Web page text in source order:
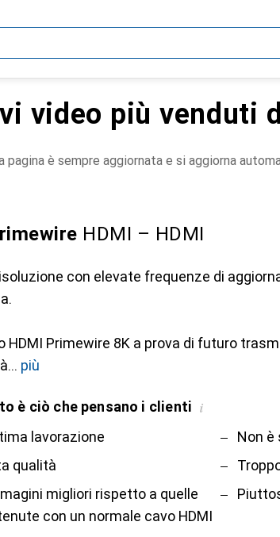
video più venduti
pagina è sempre aggiornata e si aggiorna
HDMI – HDMI
con elevate frequenze di
HDMI Primewire 8K a prova di futuro
più
è ciò che pensano i clienti i
lavorazione
qualità
migliori rispetto a quelle
con un normale cavo HDMI
Non